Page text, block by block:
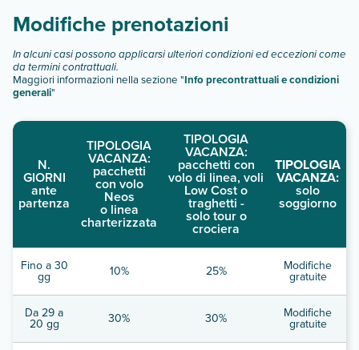
Modifiche prenotazioni
In alcuni casi possono applicarsi ulteriori condizioni ed eccezioni come
da termini contrattuali.
Maggiori informazioni nella sezione "Info precontrattuali e condizioni
generali"
N.
GIORNI
ante
partenza
TIPOLOGIA
VACANZA:
pacchetti
con volo
Neos
o linea
charterizzata
TIPOLOGIA
VACANZA:
pacchetti con
volo di linea, voli
Low Cost o
traghetti -
solo tour o
crociera
TIPOLOGIA
VACANZA:
solo
soggiorno
Fino a 30
gg 10% 25% Modifiche
gratuite
Da 29 a
20 gg 30% 30% Modifiche
gratuite